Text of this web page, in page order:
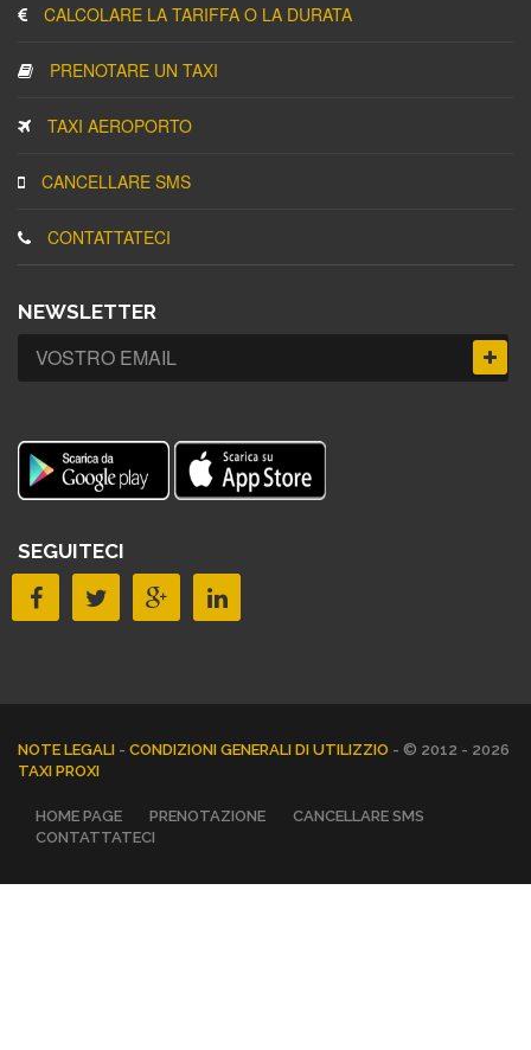
CALCOLARE LA TARIFFA O LA DURATA
PRENOTARE UN TAXI
TAXI AEROPORTO
CANCELLARE SMS
CONTATTATECI
NEWSLETTER
SEGUITECI
NOTE LEGALI - CONDIZIONI GENERALI DI UTILIZZIO - © 2012 - 2026
TAXI PROXI
HOME PAGE PRENOTAZIONE
CANCELLARE SMS
CONTATTATECI